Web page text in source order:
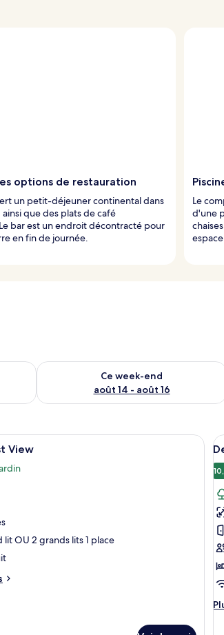
options de restauration
un petit-déjeuner continental dans
que des plats de café
bar est un endroit décontracté pour
en fin de journée.
Le
d'une
août 10 - août 11
Ce week-end
août 14 - août 16
Vérifier la disponibilité pour ce week-
un balcon donnant sur un espace verdoyant.
Une chambre d’hôtel avec deux lits,
View
lit OU 2 grands lits 1 place